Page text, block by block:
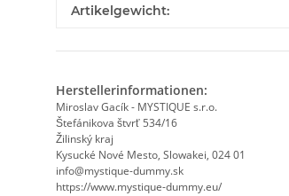
Produkteigenschaft
Wert
Artikelgewicht:
Herstellerinformationen:
Miroslav Gacík - MYSTIQUE s.r.o.
Štefánikova štvrť 534/16
Žilinský kraj
Kysucké Nové Mesto, Slowakei, 024 01
info@mystique-dummy.sk
https://www.mystique-dummy.eu/